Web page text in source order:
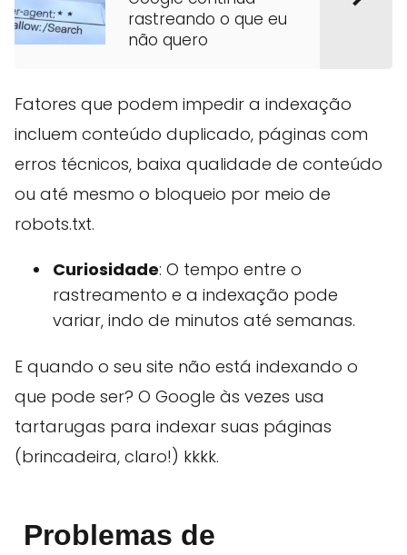
rastreando o que eu
não quero
Fatores que podem impedir a indexação
incluem conteúdo duplicado, páginas com
erros técnicos, baixa qualidade de conteúdo
ou até mesmo o bloqueio por meio de
robots.txt.
Curiosidade: O tempo entre o
rastreamento e a indexação pode
variar, indo de minutos até semanas.
E quando o seu site não está indexando o
que pode ser? O Google às vezes usa
tartarugas para indexar suas páginas
(brincadeira, claro!) kkkk.
Problemas de